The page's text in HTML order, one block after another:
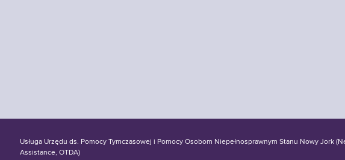
Usługa Urzędu ds. Pomocy Tymczasowej i Pomocy Osobom Niepełnosprawnym Stanu Nowy Jork
Assistance, OTDA)